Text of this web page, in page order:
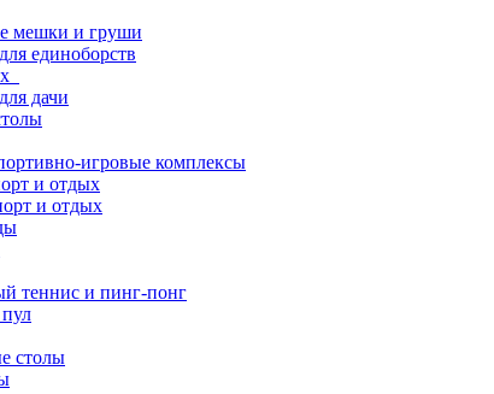
мешки и груши
единоборств
дачи
игровые комплексы
и отдых
и отдых
теннис и пинг-понг
столы